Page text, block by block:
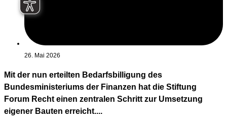
26. Mai 2026
Mit der nun erteilten Bedarfsbilligung des
Bundesministeriums der Finanzen hat die Stiftung
Forum Recht einen zentralen Schritt zur Umsetzung
eigener Bauten erreicht....